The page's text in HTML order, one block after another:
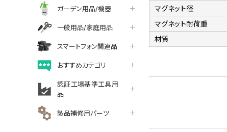
ガーデン用品/機器
一般用品/家庭用品
スマートフォン関連品
おすすめカテゴリ
認証工場基準工具用
品
製品補修用パーツ
マグネット径
マグネット耐荷重
材質